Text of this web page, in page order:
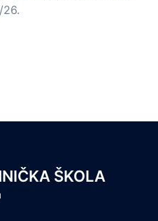
26.
ŠKOLA